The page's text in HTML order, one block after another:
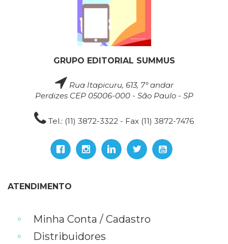
GRUPO EDITORIAL SUMMUS
Rua Itapicuru, 613, 7° andar
Perdizes CEP 05006-000 - São Paulo - SP
Tel.: (11) 3872-3322 - Fax (11) 3872-7476
ATENDIMENTO
Minha Conta / Cadastro
Distribuidores